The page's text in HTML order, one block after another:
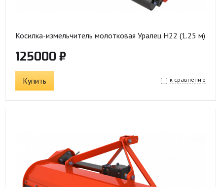
Косилка-измельчитель молотковая Уралец Н22 (1.25 м)
125000 ₽
Купить к сравнению